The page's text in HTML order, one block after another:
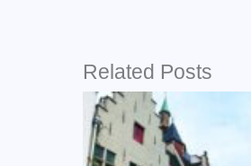
Related Posts